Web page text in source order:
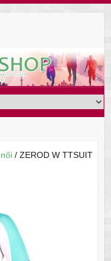
női/ ZEROD W TTSUIT